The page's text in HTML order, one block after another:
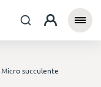
Micro succulente